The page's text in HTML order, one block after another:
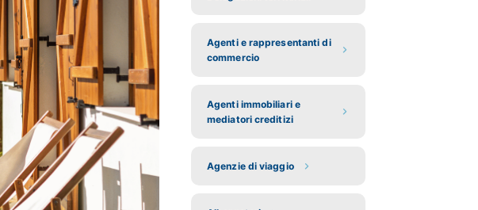
Agenti e rappresentanti di
commercio
Agenti immobiliari e
mediatori creditizi
Agenzie di viaggio